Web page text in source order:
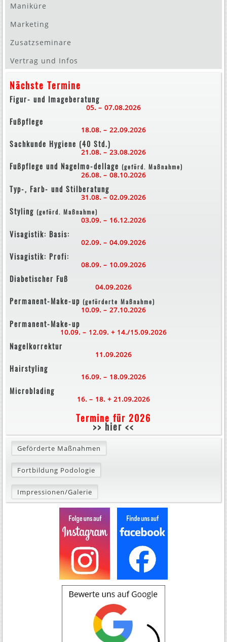
Maniküre
Marketing
Zusatzseminare
Vertrag und Infos
Nächste Termine
Figur- und Imageberatung
05. – 07.08.2026
Fußpflege
18.08. – 22.09.2026
Sachkunde Hygiene (40 Std.)
21.08. – 23.08.2026
Fußpflege und Nagelmo-dellage(geförd. Maßnahme)
26.08. – 08.10.2026
Typ-, Farb- und Stilberatung
31.08. – 02.09.2026
Styling(geförd. Maßnahme)
03.09. – 16.12.2026
Visagistik: Basis:
02.09. – 04.09.2026
Visagistik: Profi:
08.09. – 10.09.2026
Diabetischer Fuß
04.09.2026
Permanent-Make-up(geförderte Maßnahme)
10.09. – 27.10.2026
Permanent-Make-up
10.09. – 12.09. + 14./15.09.2026
Nagelkorrektur
11.09.2026
Hairstyling
16.09. – 18.09.2026
Microblading
16. – 18. + 21.09.2026
Termine für 2026
>> hier <<
Geförderte Maßnahmen
Fortbildung Podologie
Impressionen/Galerie